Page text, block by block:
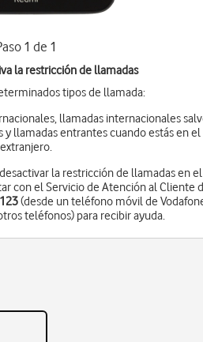
1 de 1
la restricción de llamadas
tipos de llamada:
llamadas internacionales
y llamadas entrantes cuando estás en el
extranjero.
la restricción de llamadas en el
con el Servicio de Atención al Cliente
(desde un teléfono móvil de
teléfonos) para recibir ayuda.